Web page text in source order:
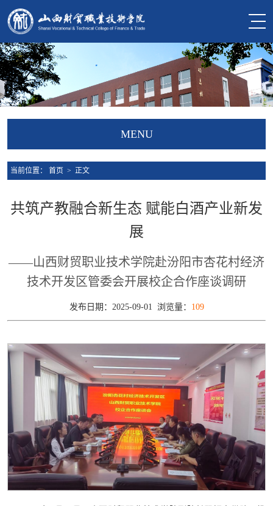
MENU
当前位置： 首页 > 正文
共筑产教融合新生态 赋能白酒产业新发
展
——山西财贸职业技术学院赴汾阳市杏花村经济
技术开发区管委会开展校企合作座谈调研
发布日期：2025-09-01 浏览量： 109